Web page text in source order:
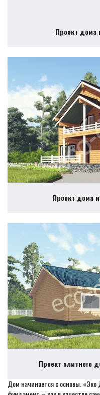
Проект
Проект дома
Проект элитного
Дом начинается с основы.